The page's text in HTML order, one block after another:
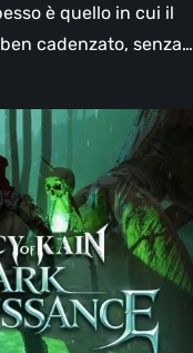
è quello in cui il
cadenzato, senza…